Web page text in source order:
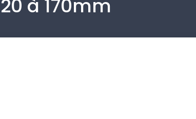
à 170mm